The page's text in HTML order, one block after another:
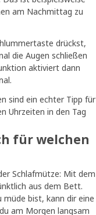
am Nachmittag zu
drückst,
die Augen schließen
aktiviert dann
sind ein echter Tipp für
Uhrzeiten in den Tag
für welchen
Schlafmütze: Mit dem
aus dem Bett.
müde bist, kann dir eine
am Morgen langsam